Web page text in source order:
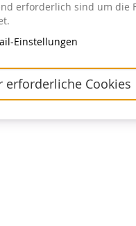
einsehen oder ändern
haben. Wenn Sie
Zusenden des Links
Kontakt Cookie-Einstellungen
erforderlich sind um die
Einstellungen
erforderliche Cookies